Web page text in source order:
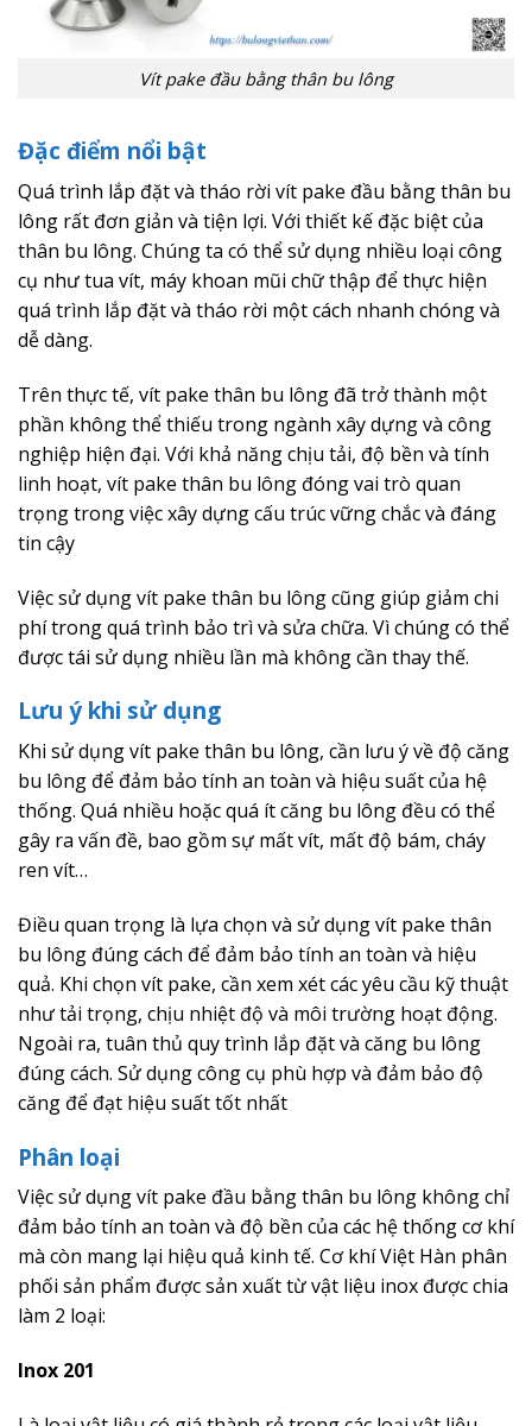
Vít pake đầu bằng thân bu lông
Đặc điểm nổi bật
Quá trình lắp đặt và tháo rời vít pake đầu bằng thân bu
lông rất đơn giản và tiện lợi. Với thiết kế đặc biệt của
thân bu lông. Chúng ta có thể sử dụng nhiều loại công
cụ như tua vít, máy khoan mũi chữ thập để thực hiện
quá trình lắp đặt và tháo rời một cách nhanh chóng và
dễ dàng.
Trên thực tế, vít pake thân bu lông đã trở thành một
phần không thể thiếu trong ngành xây dựng và công
nghiệp hiện đại. Với khả năng chịu tải, độ bền và tính
linh hoạt, vít pake thân bu lông đóng vai trò quan
trọng trong việc xây dựng cấu trúc vững chắc và đáng
tin cậy
Việc sử dụng vít pake thân bu lông cũng giúp giảm chi
phí trong quá trình bảo trì và sửa chữa. Vì chúng có thể
được tái sử dụng nhiều lần mà không cần thay thế.
Lưu ý khi sử dụng
Khi sử dụng vít pake thân bu lông, cần lưu ý về độ căng
bu lông để đảm bảo tính an toàn và hiệu suất của hệ
thống. Quá nhiều hoặc quá ít căng bu lông đều có thể
gây ra vấn đề, bao gồm sự mất vít, mất độ bám, cháy
ren vít…
Điều quan trọng là lựa chọn và sử dụng vít pake thân
bu lông đúng cách để đảm bảo tính an toàn và hiệu
quả. Khi chọn vít pake, cần xem xét các yêu cầu kỹ thuật
như tải trọng, chịu nhiệt độ và môi trường hoạt động.
Ngoài ra, tuân thủ quy trình lắp đặt và căng bu lông
đúng cách. Sử dụng công cụ phù hợp và đảm bảo độ
căng để đạt hiệu suất tốt nhất
Phân loại
Việc sử dụng vít pake đầu bằng thân bu lông không chỉ
đảm bảo tính an toàn và độ bền của các hệ thống cơ khí
mà còn mang lại hiệu quả kinh tế. Cơ khí Việt Hàn phân
phối sản phẩm được sản xuất từ vật liệu inox được chia
làm 2 loại:
Inox 201